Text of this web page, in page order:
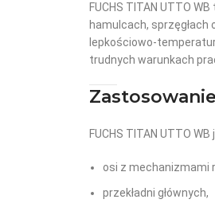
FUCHS TITAN UTTO
hamulcach,
lepkościowo-
trudnych warunkach
Zastosowanie
FUCHS TITAN UTTO
osi z mechanizmami
przekładni głównych,